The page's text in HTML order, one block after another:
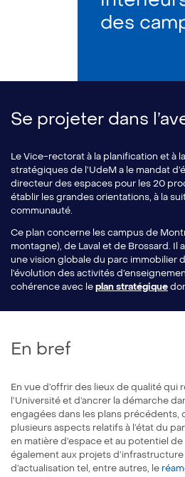
des
Se projeter dans
Le Vice-rectorat à la planification et à
stratégiques de l’UdeM a le mandat
directeur des espaces pour les 20
établir les grandes orientations, à la
communauté.
Ce plan concerne les campus de
montagne), de Laval et de Brossard.
une vision globale du parc immobilier
l’évolution des activités
cohérence avec leplan stratégique
En bref
En vue d’offrir des lieux de qualité qui
l’Université et d’ancrer la démarche
engagées dans les plans
plusieurs aspects relatifs à l’état du
en matière d’espace et au potentiel
également aux projets
d’actualisation tel, entre autres, le